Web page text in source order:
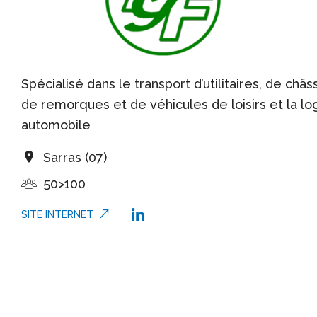
Spécialisé dans le transport d’utilitaires, de
de remorques et de véhicules de loisirs et la
automobile
Sarras (07)
50>100
SITE INTERNET
Linkedin